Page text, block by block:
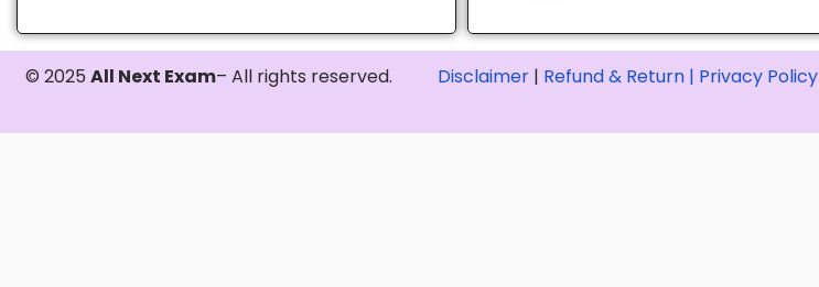
© 2025All Next Exam– All rights reserved. Disclaimer | Refund & Return | Privacy Policy